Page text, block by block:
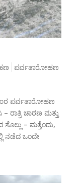
ಪರ್ವತಾರೋಹಣ
ಪರ್ವತಾರೋಹಣ
ರಾತ್ರಿ ಚಾರಣ ಮತ್ತು
– ಮತ್ತೆಂದು,
ನಡೆದ ಒಂದೇ